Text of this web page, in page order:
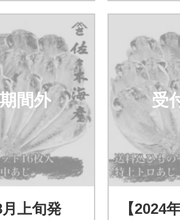
間外
月上旬発
受
【2024